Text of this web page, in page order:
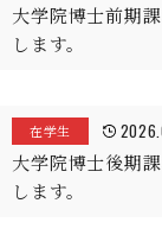
大学院博士前期
します。
在学生
大学院博士後期
します。